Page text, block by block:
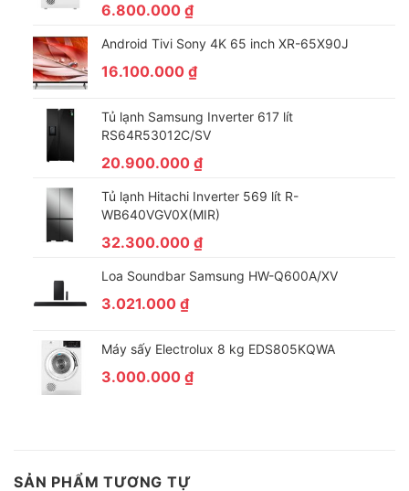
6.800.000 ₫
Android Tivi Sony 4K 65 inch XR-65X90J
16.100.000 ₫
Tủ lạnh Samsung Inverter 617 lít
RS64R53012C/SV
20.900.000 ₫
Tủ lạnh Hitachi Inverter 569 lít R-
WB640VGV0X(MIR)
32.300.000 ₫
Loa Soundbar Samsung HW-Q600A/XV
3.021.000 ₫
Máy sấy Electrolux 8 kg EDS805KQWA
3.000.000 ₫
SẢN PHẨM TƯƠNG TỰ